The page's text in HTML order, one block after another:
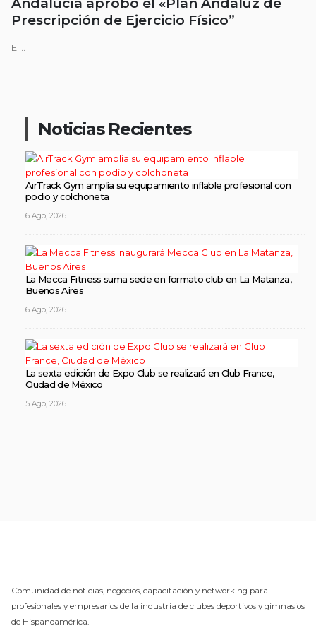
Prescripción de Ejercicio Físico”
El...
Noticias Recientes
AirTrack Gym amplía su equipamiento inflable profesional con
podio y colchoneta
6 Ago, 2026
La Mecca Fitness suma sede en formato club en La Matanza,
Buenos Aires
6 Ago, 2026
La sexta edición de Expo Club se realizará en Club France,
Ciudad de México
5 Ago, 2026
Comunidad de noticias, negocios, capacitación y networking para
profesionales y empresarios de la industria de clubes deportivos y gimnasios
de Hispanoamérica.